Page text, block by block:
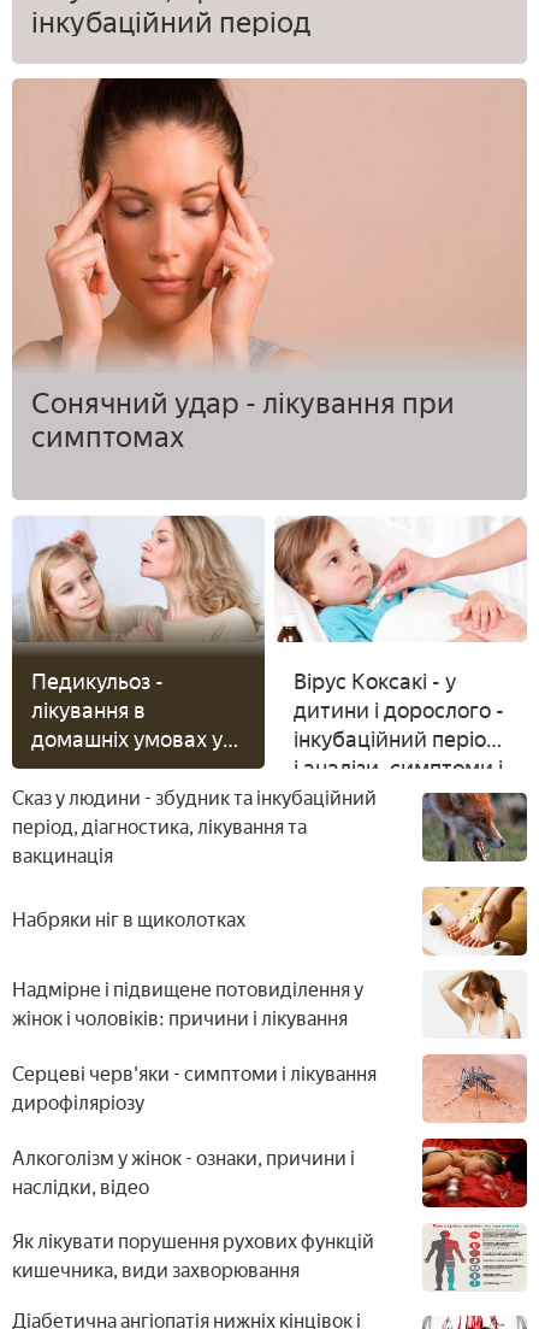
інкубаційний період
Сонячний удар - лікування при
симптомах
Педикульоз -
лікування в
домашніх умовах у
дитини або
дорослого
Вірус Коксакі - у
дитини і дорослого -
інкубаційний період
і аналізи, симптоми і
лікування
Сказ у людини - збудник та інкубаційний
період, діагностика, лікування та
вакцинація
Набряки ніг в щиколотках
Надмірне і підвищене потовиділення у
жінок і чоловіків: причини і лікування
Серцеві черв'яки - симптоми і лікування
дирофіляріозу
Алкоголізм у жінок - ознаки, причини і
наслідки, відео
Як лікувати порушення рухових функцій
кишечника, види захворювання
Діабетична ангіопатія нижніх кінцівок і